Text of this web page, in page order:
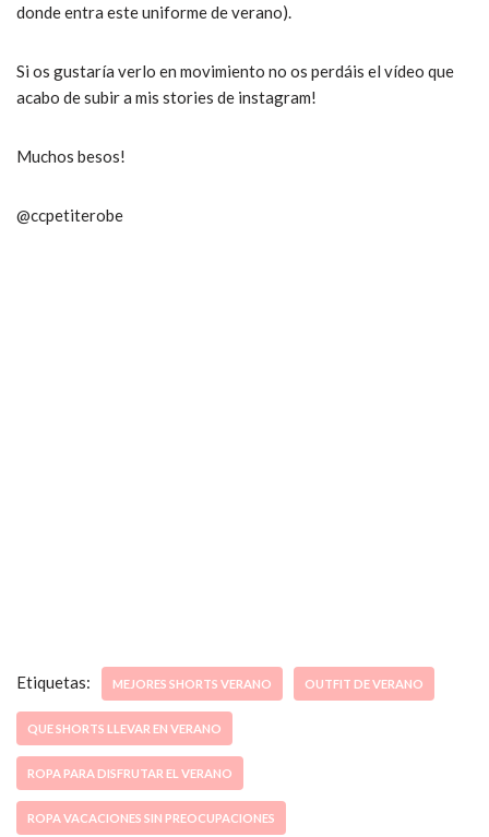
donde entra este uniforme de verano).
Si os gustaría verlo en movimiento no os perdáis el vídeo que
acabo de subir a mis stories de instagram!
Muchos besos!
@ccpetiterobe
Etiquetas: MEJORES SHORTS VERANO OUTFIT DE VERANO
QUE SHORTS LLEVAR EN VERANO
ROPA PARA DISFRUTAR EL VERANO
ROPA VACACIONES SIN PREOCUPACIONES